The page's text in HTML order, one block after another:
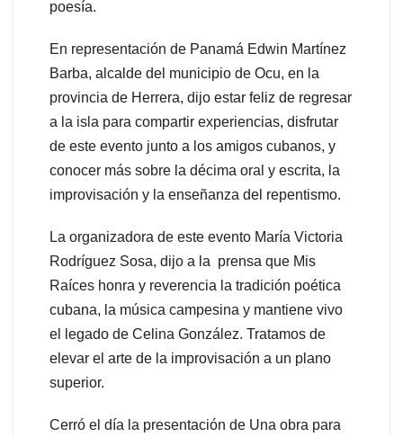
poesía.
En representación de Panamá Edwin Martínez
Barba, alcalde del municipio de Ocu, en la
provincia de Herrera, dijo estar feliz de regresar
a la isla para compartir experiencias, disfrutar
de este evento junto a los amigos cubanos, y
conocer más sobre la décima oral y escrita, la
improvisación y la enseñanza del repentismo.
La organizadora de este evento María Victoria
Rodríguez Sosa, dijo a la prensa que Mis
Raíces honra y reverencia la tradición poética
cubana, la música campesina y mantiene vivo
el legado de Celina González. Tratamos de
elevar el arte de la improvisación a un plano
superior.
Cerró el día la presentación de Una obra para